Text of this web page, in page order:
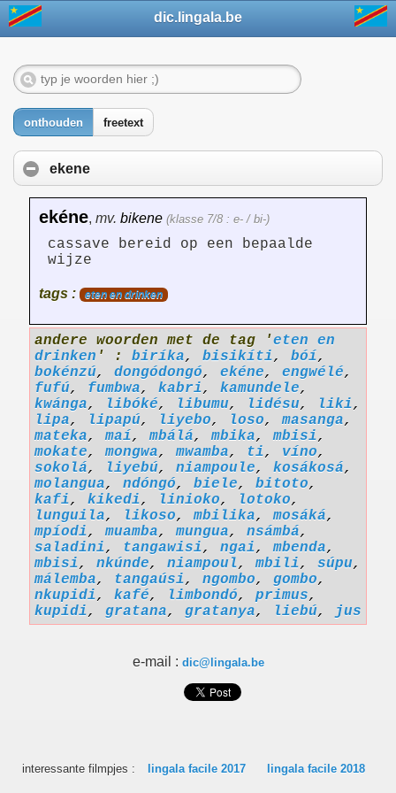
dic.lingala.be
onthouden freetext
ekene
ekéne, mv. bikene (klasse 7/8 : e- / bi-)
cassave bereid op een bepaalde
wijze
tags : eten en drinken
andere woorden met de tag 'eten en
drinken ' : biríka, bisikíti, bóí,
bokénzú, dongódongó, ekéne, engwélé,
fufú, fumbwa, kabri, kamundele,
kwánga, libóké, libumu, lidésu, liki,
lipa, lipapú, liyebo, loso,masanga,
mateka,maí,mbálá,mbika,mbisi,
mokate,mongwa,mwamba, ti, víno,
sokolá, liyebú, niampoule, kosákosá,
molangua, ndóngó, biele, bitoto,
kafi, kikedi, linioko, lotoko,
lunguila, likoso,mbilika,mosáká,
mpíodi,muamba,mungua, nsámbá,
saladini, tangawisi, ngai,mbenda,
mbisi, nkúnde, niampoul,mbili, súpu,
málemba, tangaúsi, ngombo, gombo,
nkupidi, kafé, limbondó, primus,
kupidi, gratana, gratanya, liebú, jus
e-mail : dic@lingala.be
interessante filmpjes : lingala facile 2017 lingala facile 2018